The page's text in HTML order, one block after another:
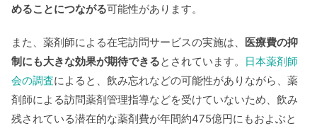
めることにつながる可能性があります。
また、薬剤師による在宅訪問サービスの実施は、 医療費の抑
制にも大きな効果が期待できるとされています。
日本薬剤師
会の調査によると、飲み忘れなどの可能性がありながら、薬
剤師による訪問薬剤管理指導などを受けていないため、飲み
残されている潜在的な薬剤費が年間約475億円にもおよぶと